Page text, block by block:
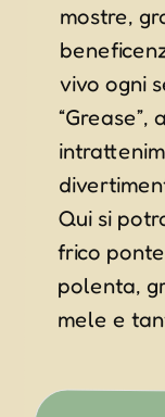
mostre,
Qui si
frico
polenta,
mele e